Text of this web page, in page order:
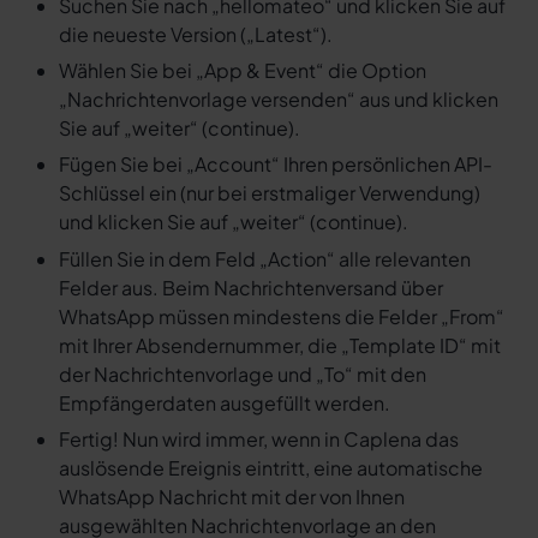
die neueste Version („Latest“).
Wählen Sie bei „App & Event“ die Option
„Nachrichtenvorlage versenden“ aus und klicken
Sie auf „weiter“ (continue).
Fügen Sie bei „Account“ Ihren persönlichen API-
Schlüssel ein (nur bei erstmaliger Verwendung)
und klicken Sie auf „weiter“ (continue).
Füllen Sie in dem Feld „Action“ alle relevanten
Felder aus. Beim Nachrichtenversand über
WhatsApp müssen mindestens die Felder „From“
mit Ihrer Absendernummer, die „Template ID“ mit
der Nachrichtenvorlage und „To“ mit den
Empfängerdaten ausgefüllt werden.
Fertig! Nun wird immer, wenn in Caplena das
auslösende Ereignis eintritt, eine automatische
WhatsApp Nachricht mit der von Ihnen
ausgewählten Nachrichtenvorlage an den